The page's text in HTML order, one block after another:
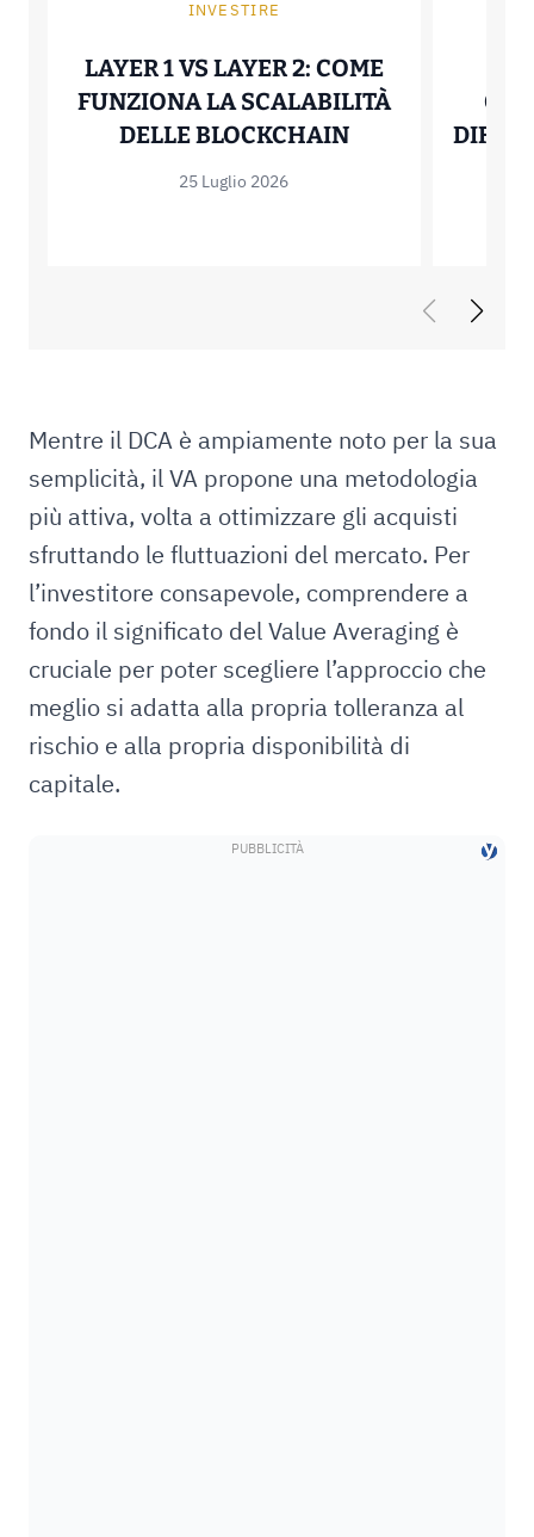
INVESTIRE
LAYER 1 VS LAYER 2: COME
FUNZIONA LA SCALABILITÀ
DELLE BLOCKCHAINLAYER 1 VS
25 Luglio 2026
Mentre il DCA è ampiamente noto per la sua
semplicità, il VA propone una metodologia
più attiva, volta a ottimizzare gli acquisti
sfruttando le fluttuazioni del mercato. Per
l’investitore consapevole, comprendere a
fondo il significato del Value Averaging è
cruciale per poter scegliere l’approccio che
meglio si adatta alla propria tolleranza al
rischio e alla propria disponibilità di
capitale.